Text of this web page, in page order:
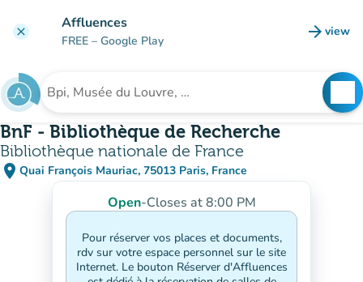
clear Affluences
FREE – Google Play arrow_forward view
(new
Search for an institution
BnF - Bibliothèque de Recherche
Bibliothèque nationale de France
place Quai François Mauriac, 75013 Paris, France
(open in Google Maps)
(new tab)
Open-Closes at 8:00 PM
Pour réserver vos places et documents,
rdv sur votre espace personnel sur le site
Internet. Le bouton Réserver d'Affluences